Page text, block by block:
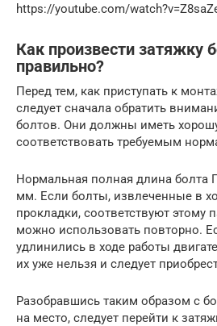
https://youtube.com/
Как произвести затяжку
правильно?
Перед тем, как приступать к
следует сначала обратить
болтов. Они должны иметь
соответствовать требуемым
Нормальная полная длина болта
мм. Если болты, извлеченные в
прокладки, соответствуют этому
можно использовать повторно.
удлинились в ходе работы
их уже нельзя и следует
Разобравшись таким образом с
на место, следует перейти к